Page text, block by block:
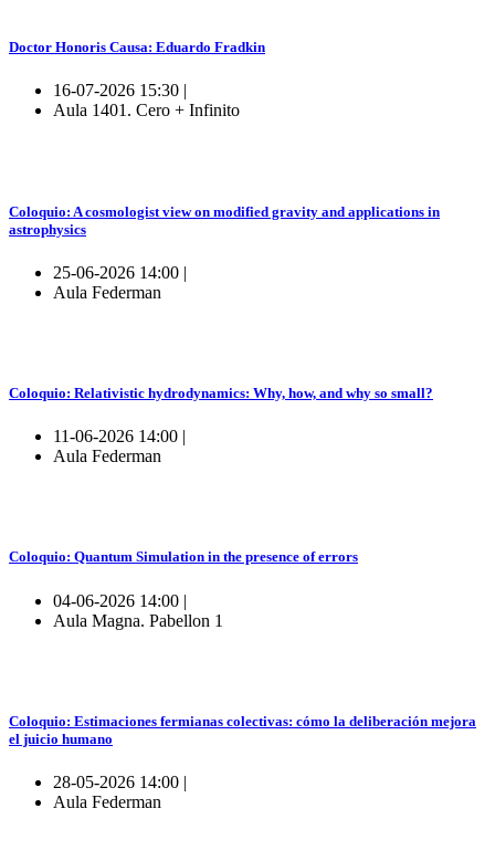
Doctor Honoris Causa: Eduardo Fradkin
16-07-2026 15:30 |
Aula 1401. Cero + Infinito
Coloquio: A cosmologist view on modified gravity and applications in
astrophysics
25-06-2026 14:00 |
Aula Federman
Coloquio: Relativistic hydrodynamics: Why, how, and why so small?
11-06-2026 14:00 |
Aula Federman
Coloquio: Quantum Simulation in the presence of errors
04-06-2026 14:00 |
Aula Magna. Pabellon 1
Coloquio: Estimaciones fermianas colectivas: cómo la deliberación mejora
el juicio humano
28-05-2026 14:00 |
Aula Federman